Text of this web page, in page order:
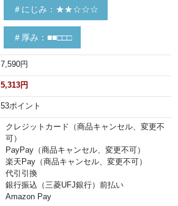
＃にじみ：★★☆☆☆
＃厚み：■■□□□
7,590円
5,313円
53ポイント
クレジットカード（商品キャンセル、変更不
可）
PayPay（商品キャンセル、変更不可）
楽天Pay（商品キャンセル、変更不可）
代引引換
銀行振込（三菱UFJ銀行）前払い
Amazon Pay